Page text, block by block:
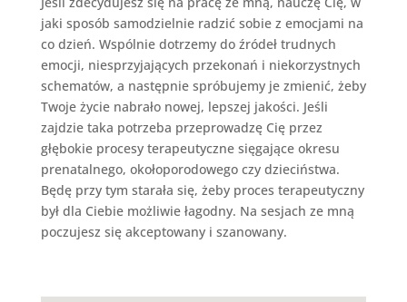
jaki sposób samodzielnie radzić sobie z emocjami na
co dzień. Wspólnie dotrzemy do źródeł trudnych
emocji, niesprzyjających przekonań i niekorzystnych
schematów, a następnie spróbujemy je zmienić, żeby
Twoje życie nabrało nowej, lepszej jakości. Jeśli
zajdzie taka potrzeba przeprowadzę Cię przez
głębokie procesy terapeutyczne sięgające okresu
prenatalnego, okołoporodowego czy dzieciństwa.
Będę przy tym starała się, żeby proces terapeutyczny
był dla Ciebie możliwie łagodny. Na sesjach ze mną
poczujesz się akceptowany i szanowany.